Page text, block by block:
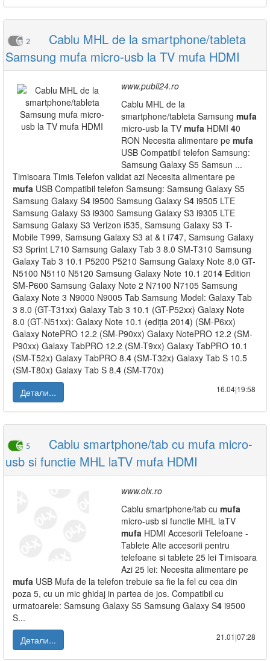
2
Cablu MHL de la smartphone/tableta
Samsung mufa micro-usb la TV mufa HDMI
www.publi24.ro
Cablu MHL de la
smartphone/tableta Samsung mufa
micro-usb la TV mufa HDMI 40
RON Necesita alimentare pe mufa
USB Compatibil telefon Samsung:
Samsung Galaxy S5 Samsun ...
Timisoara Timis Telefon validat azi Necesita alimentare pe
mufa USB Compatibil telefon Samsung: Samsung Galaxy S5
Samsung Galaxy S4 i9500 Samsung Galaxy S4 i9505 LTE
Samsung Galaxy S3 i9300 Samsung Galaxy S3 i9305 LTE
Samsung Galaxy S3 Verizon i535, Samsung Galaxy S3 T-
Mobile T999, Samsung Galaxy S3 at & t i747, Samsung Galaxy
S3 Sprint L710 Samsung Galaxy Tab 3 8.0 SM-T310 Samsung
Galaxy Tab 3 10.1 P5200 P5210 Samsung Galaxy Note 8.0 GT-
N5100 N5110 N5120 Samsung Galaxy Note 10.1 2014 Edition
SM-P600 Samsung Galaxy Note 2 N7100 N7105 Samsung
Galaxy Note 3 N9000 N9005 Tab Samsung Model: Galaxy Tab
3 8.0 (GT-T31xx) Galaxy Tab 3 10.1 (GT-P52xx) Galaxy Note
8.0 (GT-N51xx): Galaxy Note 10.1 (ediția 2014) (SM-P6xx)
Galaxy NotePRO 12.2 (SM-P90xx) Galaxy NotePRO 12.2 (SM-
P90xx) Galaxy TabPRO 12.2 (SM-T9xx) Galaxy TabPRO 10.1
(SM-T52x) Galaxy TabPRO 8.4 (SM-T32x) Galaxy Tab S 10.5
(SM-T80x) Galaxy Tab S 8.4 (SM-T70x)
Детали...
16.04|19:58
5
Cablu smartphone/tab cu mufa micro-
usb si functie MHL laTV mufa HDMI
www.olx.ro
Cablu smartphone/tab cu mufa
micro-usb si functie MHL laTV
mufa HDMI Accesorii Telefoane -
Tablete Alte accesorii pentru
telefoane si tablete 25 lei Timisoara
Azi 25 lei: Necesita alimentare pe
mufa USB Mufa de la telefon trebuie sa fie la fel cu cea din
poza 5, cu un mic ghidaj in partea de jos. Compatibil cu
urmatoarele: Samsung Galaxy S5 Samsung Galaxy S4 i9500
S...
Детали...
21.01|07:28